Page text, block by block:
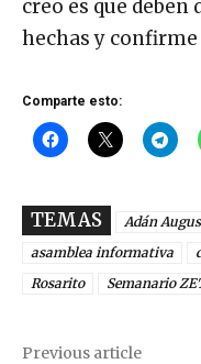
creo es que deben
hechas y confirme
Comparte esto:
TEMAS
Adán
asamblea informativa
Rosarito
Semanario
Previous article